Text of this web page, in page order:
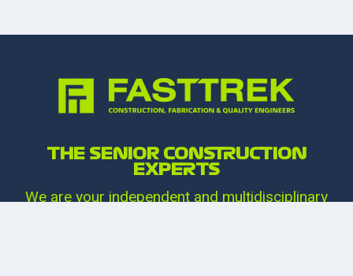
THE SENIOR CONSTRUCTION
EXPERTS
We are your independent and multidisciplinary